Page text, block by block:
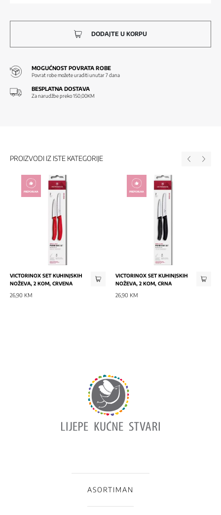
DODAJTE U KORPU
MOGUĆNOST POVRATA ROBE
Povrat robe možete uraditi unutar 7 dana
BESPLATNA DOSTAVA
Za narudžbe preko 150,00KM
PROIZVODI IZ ISTE KATEGORIJE
PREPORUKA
VICTORINOX SET KUHINJSKIH
NOŽEVA, 2 KOM, CRVENA
26,90 KM
PREPORUKA
VICTORINOX SET KUHINJSKIH
NOŽEVA, 2 KOM, CRNA
26,90 KM
ASORTIMAN